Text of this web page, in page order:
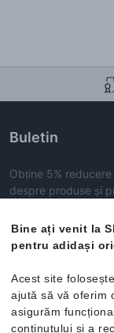
Bine ați venit la
pentru adidași
Acest site
ajută să vă oferim
asigurăm
conținutului și a
Buletin
Obține 5%
despre produse și
Înscrie-te aici acum!